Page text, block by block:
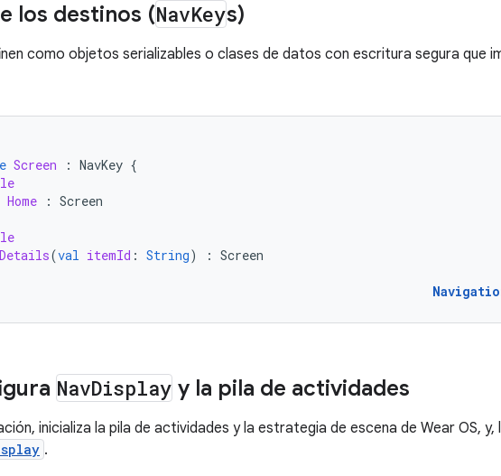
los destinos (NavKeys)
como objetos serializables o clases de datos con escritura segura que
Screen : NavKey {
Home : Screen
Details(val itemId : String) : Screen
NavDisplay y la pila de actividades
inicializa la pila de actividades y la estrategia de escena de Wear OS, y,
.